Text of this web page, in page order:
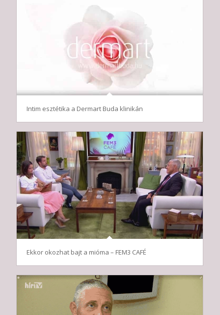
Intim esztétika a Dermart Buda klinikán
Ekkor okozhat bajt a mióma – FEM3 CAFÉ